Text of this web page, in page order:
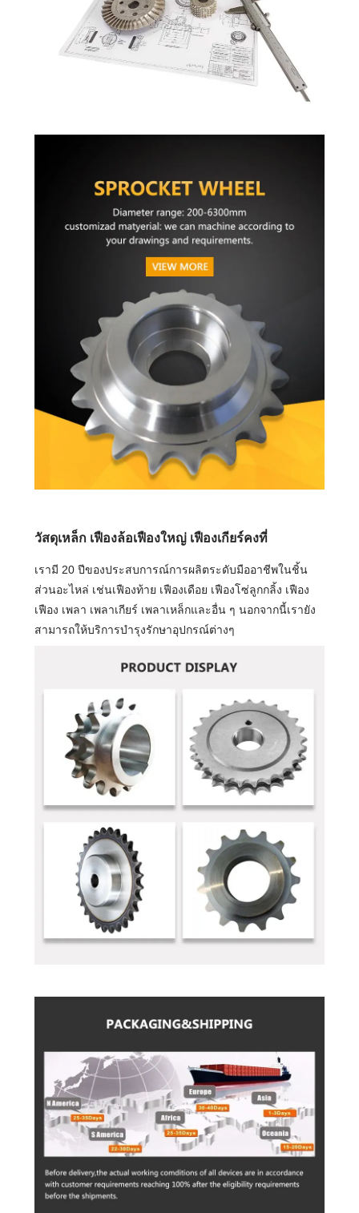
วัสดุเหล็ก เฟืองล้อเฟืองใหญ่ เฟืองเกียร์คงที่
เรามี 20 ปีของประสบการณ์การผลิตระดับมืออาชีพในชิ้น
ส่วนอะไหล่ เช่นเฟืองท้าย เฟืองเดือย เฟืองโซ่ลูกกลิ้ง เฟือง
เฟือง เพลา เพลาเกียร์ เพลาเหล็กและอื่น ๆ นอกจากนี้เรายัง
สามารถให้บริการบำรุงรักษาอุปกรณ์ต่างๆ